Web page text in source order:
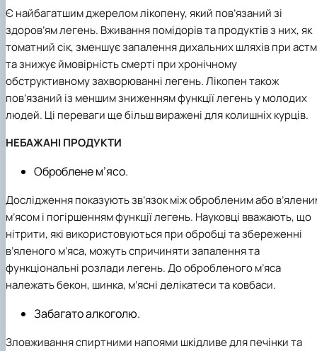
Є найбагатшим джерелом лікопену, який пов’язаний зі
здоров’ям легень. Вживання помідорів та продуктів з них, як
томатний сік, зменшує запалення дихальних шляхів при
та знижує ймовірність смерті при хронічному
обструктивному захворюванні легень. Лікопен також
пов’язаний із меншим зниженням функції легень у молодих
людей. Ці переваги ще більш виражені для колишніх курців.
НЕБАЖАНІ ПРОДУКТИ
Оброблене м’ясо.
Дослідження показують зв’язок між обробленим або
м’ясом і погіршенням функції легень. Науковці вважають, що
нітрити, які використовуються при обробці та збереженні
в’яленого м’яса, можуть спричиняти запалення та
функціональні розлади легень. До обробленого м’яса
належать бекон, шинка, м’ясні делікатеси та ковбаси.
Забагато алкоголю.
Зловживання спиртними напоями шкідливе для печінки та